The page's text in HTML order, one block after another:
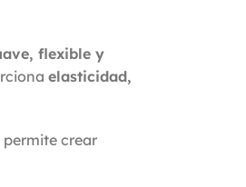
flexible y
elasticidad,
permite crear